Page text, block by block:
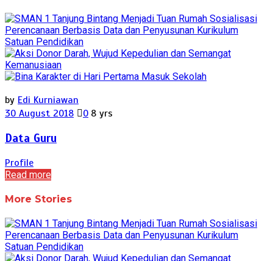
by Edi Kurniawan
30 August 2018
0 8 yrs
Data Guru
Profile
Read more
More Stories